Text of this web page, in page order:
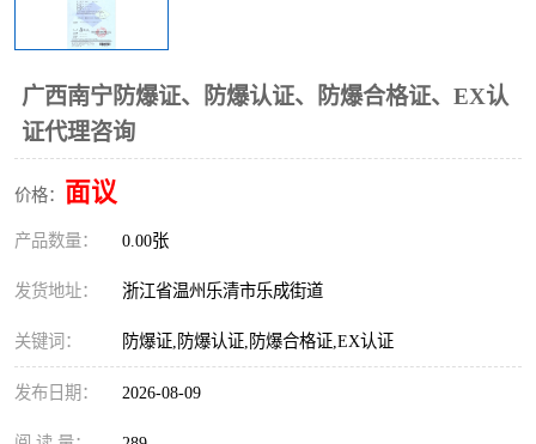
广西南宁防爆证、防爆认证、防爆合格证、EX认
证代理咨询
价格： 面议
产品数量： 0.00张
发货地址： 浙江省温州乐清市乐成街道
关键词： 防爆证,防爆认证,防爆合格证,EX认证
发布日期： 2026-08-09